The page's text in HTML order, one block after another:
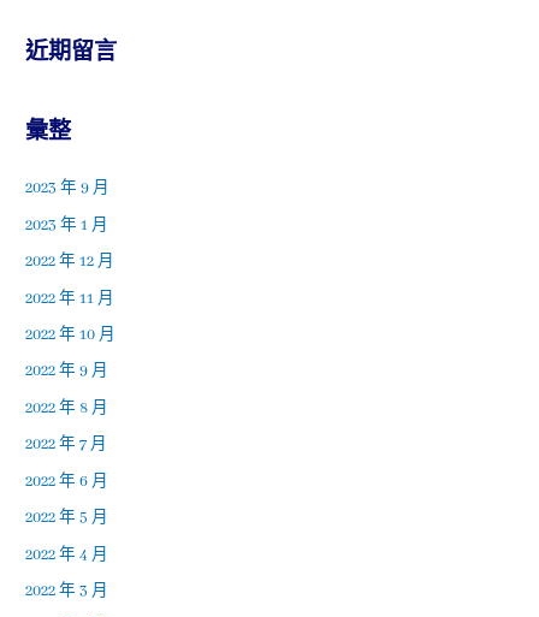
近期留言
彙整
2023 年 9 月
2023 年 1 月
2022 年 12 月
2022 年 11 月
2022 年 10 月
2022 年 9 月
2022 年 8 月
2022 年 7 月
2022 年 6 月
2022 年 5 月
2022 年 4 月
2022 年 3 月